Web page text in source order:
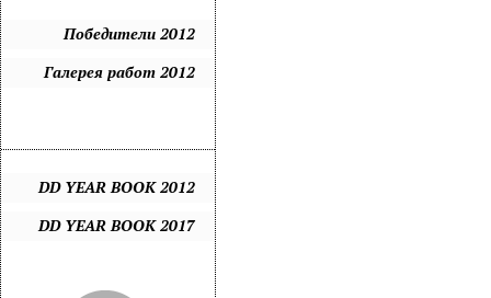
Победители 2012
Галерея работ 2012
DD YEAR BOOK 2012
DD YEAR BOOK 2017